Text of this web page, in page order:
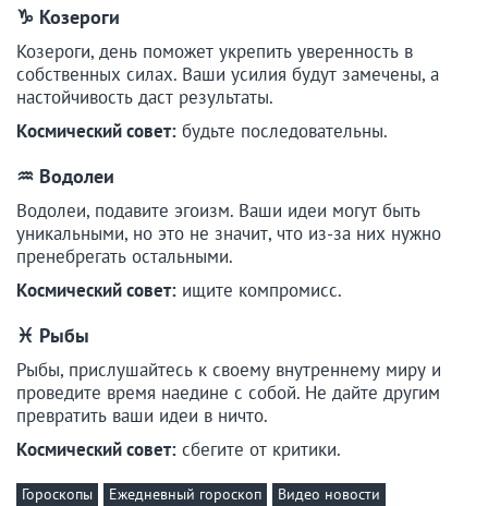
♑ Козероги
Козероги, день поможет укрепить уверенность в
собственных силах. Ваши усилия будут замечены, а
настойчивость даст результаты.
Космический совет: будьте последовательны.
♒ Водолеи
Водолеи, подавите эгоизм. Ваши идеи могут быть
уникальными, но это не значит, что из-за них нужно
пренебрегать остальными.
Космический совет: ищите компромисс.
♓ Рыбы
Рыбы, прислушайтесь к своему внутреннему миру и
проведите время наедине с собой. Не дайте другим
превратить ваши идеи в ничто.
Космический совет: сбегите от критики.
Гороскопы Ежедневный гороскоп Видео новости